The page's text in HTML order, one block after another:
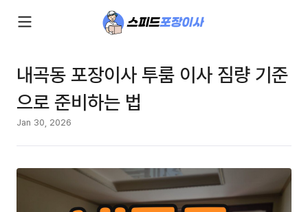
내곡동 포장이사 투룸 이사 짐량 기준
으로 준비하는 법
Jan 30, 2026